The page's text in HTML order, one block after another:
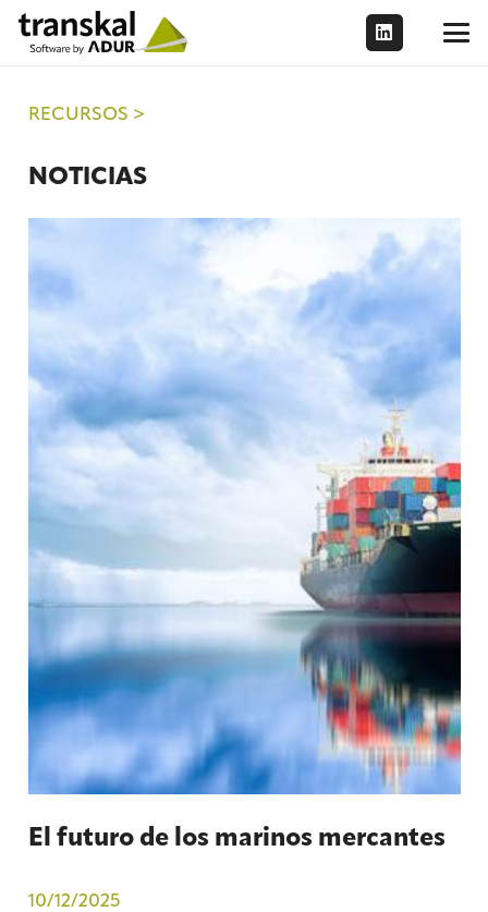
RECURSOS >
NOTICIAS
El futuro de los marinos mercantes
10/12/2025